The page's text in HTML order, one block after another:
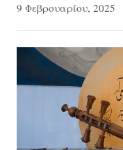
9 Φεβρουαρίου, 2025